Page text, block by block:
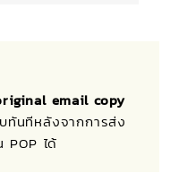
email copy
ทันทีหลังจากการส่ง
POP ได้